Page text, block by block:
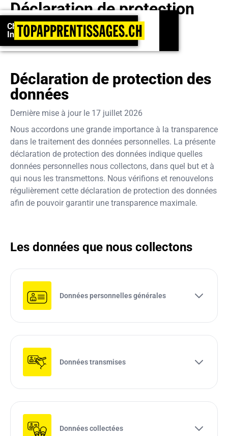
Championnats suisses 2026 : Inscrivez-vous !
Championnats suisses 2026 :
Inscrivez-vous !
Déclaration deprotection
des données
Déclaration de protection des
données
Dernière mise à jour le 17 juillet 2026
Nous accordons une grande importance à la transparence
dans le traitement des données personnelles. La présente
déclaration de protection des données indique quelles
données personnelles nous collectons, dans quel but et à
qui nous les transmettons. Nous vérifions et renouvelons
régulièrement cette déclaration de protection des données
afin de pouvoir garantir une transparence maximale.
Les données que nous collectons
Données personnelles générales
Données transmises
Données collectées